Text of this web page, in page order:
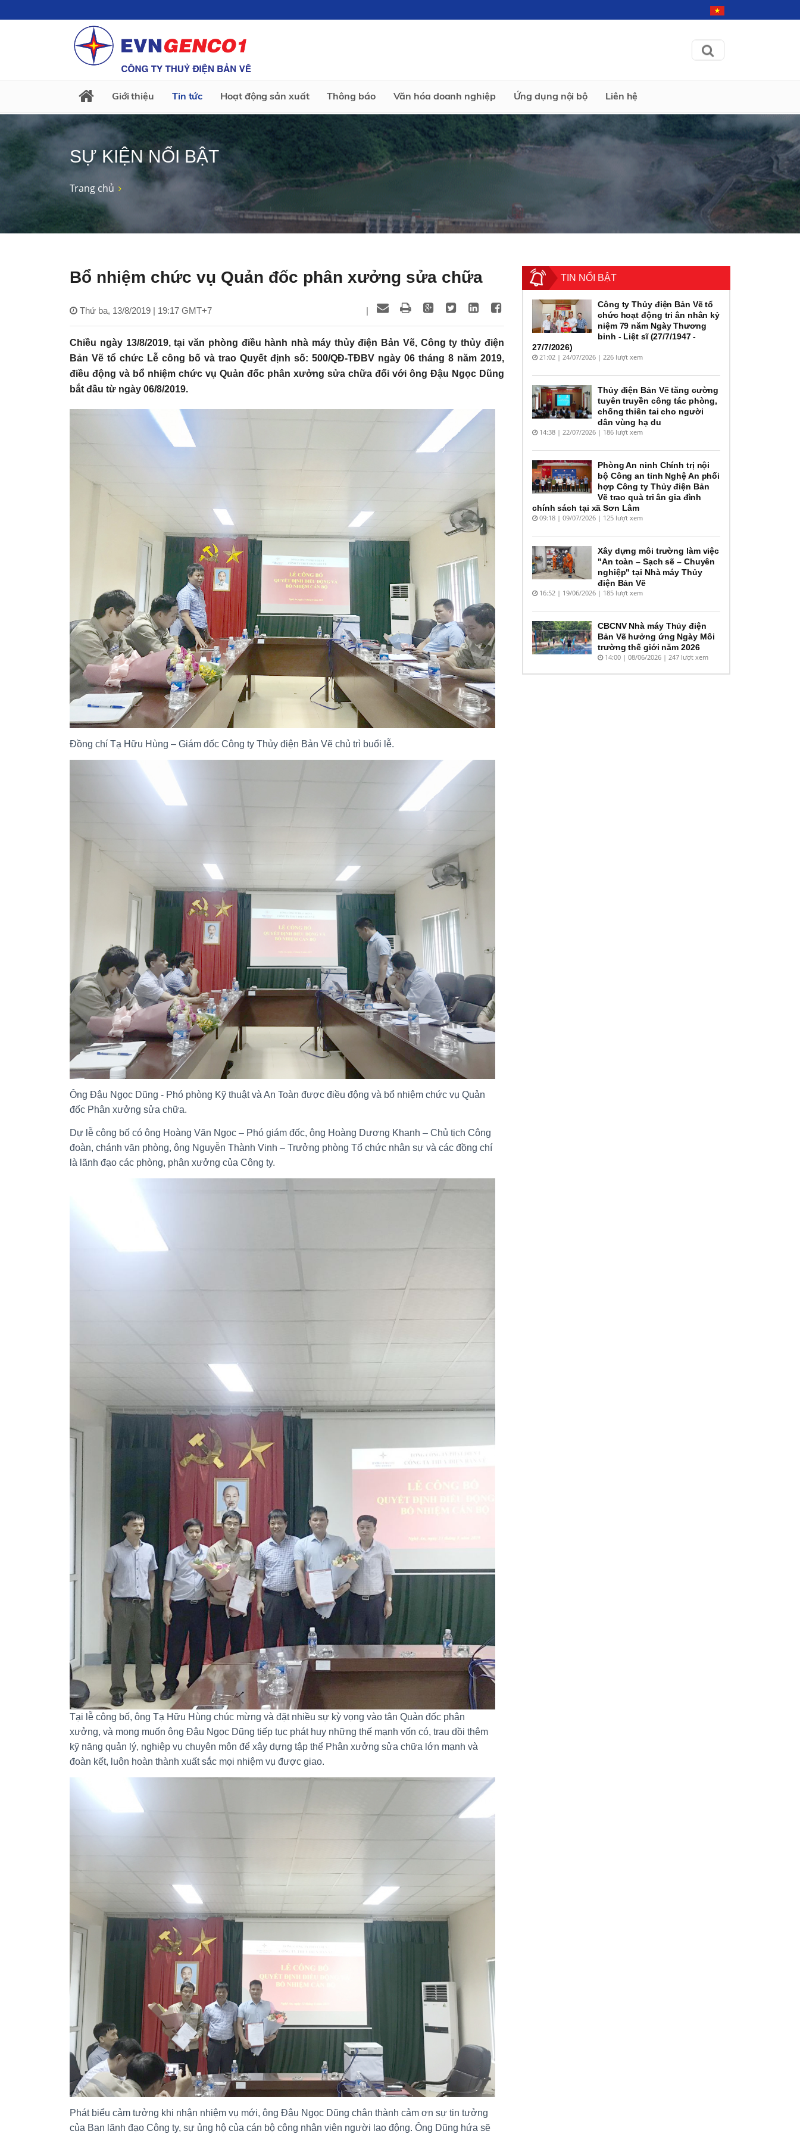
Giới thiệu Tin tức Hoạt động sản xuất Thông báo Văn hóa doanh nghiệp Ứng dụng nội bộ Liên hệ
SỰ KIỆN NỔI BẬT
Trang chủ
Bổ nhiệm chức vụ Quản đốc phân xưởng sửa chữa
Thứ ba, 13/8/2019 | 19:17 GMT+7 |
Chiều ngày 13/8/2019, tại văn phòng điều hành nhà máy thủy điện Bản Vẽ, Công ty thủy điện
Bản Vẽ tổ chức Lễ công bố và trao Quyết định số: 500/QĐ-TĐBV ngày 06 tháng 8 năm 2019,
điều động và bổ nhiệm chức vụ Quản đốc phân xưởng sửa chữa đối với ông Đậu Ngọc Dũng
bắt đầu từ ngày 06/8/2019.
Đồng chí Tạ Hữu Hùng – Giám đốc Công ty Thủy điện Bản Vẽ chủ trì buổi lễ.
Ông Đậu Ngọc Dũng - Phó phòng Kỹ thuật và An Toàn được điều động và bổ nhiệm chức vụ Quản
đốc Phân xưởng sửa chữa.
Dự lễ công bố có ông Hoàng Văn Ngọc – Phó giám đốc, ông Hoàng Dương Khanh – Chủ tịch Công
đoàn, chánh văn phòng, ông Nguyễn Thành Vinh – Trưởng phòng Tổ chức nhân sự và các đồng chí
là lãnh đạo các phòng, phân xưởng của Công ty.
Tại lễ công bố, ông Tạ Hữu Hùng chúc mừng và đặt nhiều sự kỳ vọng vào tân Quản đốc phân
xưởng, và mong muốn ông Đậu Ngọc Dũng tiếp tục phát huy những thế mạnh vốn có, trau dồi thêm
kỹ năng quản lý, nghiệp vụ chuyên môn để xây dựng tập thể Phân xưởng sửa chữa lớn mạnh và
đoàn kết, luôn hoàn thành xuất sắc mọi nhiệm vụ được giao.
Phát biểu cảm tưởng khi nhận nhiệm vụ mới, ông Đậu Ngọc Dũng chân thành cảm ơn sự tin tưởng
của Ban lãnh đạo Công ty, sự ủng hộ của cán bộ công nhân viên người lao động. Ông Dũng hứa sẽ
TIN NỔI BẬT
Công ty Thủy điện Bản Vẽ tổ
chức hoạt động tri ân nhân kỷ
niệm 79 năm Ngày Thương
binh - Liệt sĩ (27/7/1947 -
27/7/2026)
21:02 | 24/07/2026 | 226 lượt xem
Thủy điện Bản Vẽ tăng cường
tuyên truyền công tác phòng,
chống thiên tai cho người
dân vùng hạ du
14:38 | 22/07/2026 | 186 lượt xem
Phòng An ninh Chính trị nội
bộ Công an tỉnh Nghệ An phối
hợp Công ty Thủy điện Bản
Vẽ trao quà tri ân gia đình
chính sách tại xã Sơn Lâm
09:18 | 09/07/2026 | 125 lượt xem
Xây dựng môi trường làm việc
"An toàn – Sạch sẽ – Chuyên
nghiệp" tại Nhà máy Thủy
điện Bản Vẽ
16:52 | 19/06/2026 | 185 lượt xem
CBCNV Nhà máy Thủy điện
Bản Vẽ hưởng ứng Ngày Môi
trường thế giới năm 2026
14:00 | 08/06/2026 | 247 lượt xem